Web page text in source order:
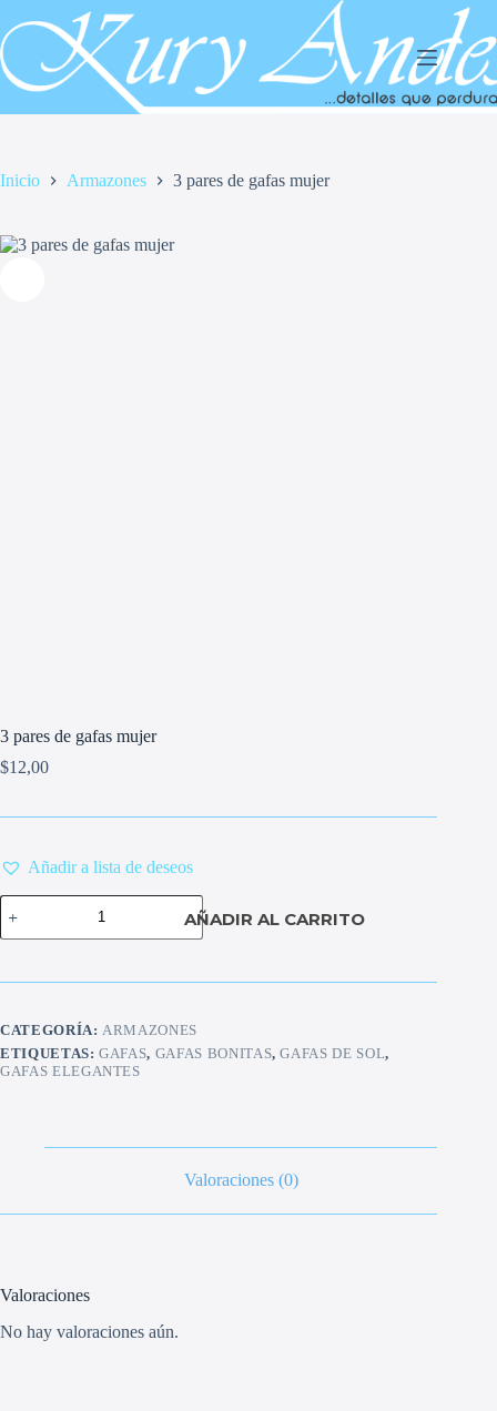
al
contenido
Inicio Armazones 3 pares de gafas mujer
3 pares de gafas mujer
$12,00
Añadir a lista de deseos
3
pares
de
mujer
AÑADIR AL CARRITO
CATEGORÍA: ARMAZONES
ETIQUETAS:GAFAS, GAFAS BONITAS,GAFAS DE SOL,
GAFAS ELEGANTES
Valoraciones (0)
Valoraciones
No hay valoraciones aún.